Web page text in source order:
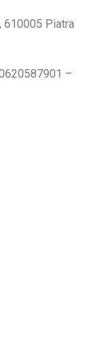
610005 Piatra
–